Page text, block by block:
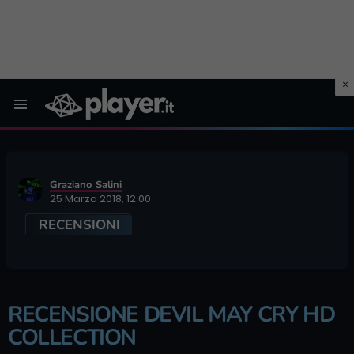
Graziano Salini
25 Marzo 2018, 12:00
RECENSIONI
RECENSIONE DEVIL MAY CRY HD
COLLECTION